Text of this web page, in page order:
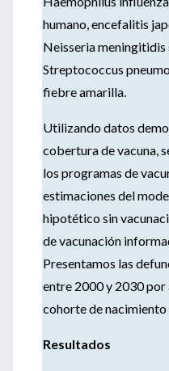
humano, encefalitis
Neisseria meningitidis
Streptococcus
fiebre amarilla.
Utilizando datos
cobertura de vacuna,
los programas de
estimaciones del
hipotético sin
de vacunación
Presentamos las
entre 2000 y 2030
cohorte de nacimiento
Resultados